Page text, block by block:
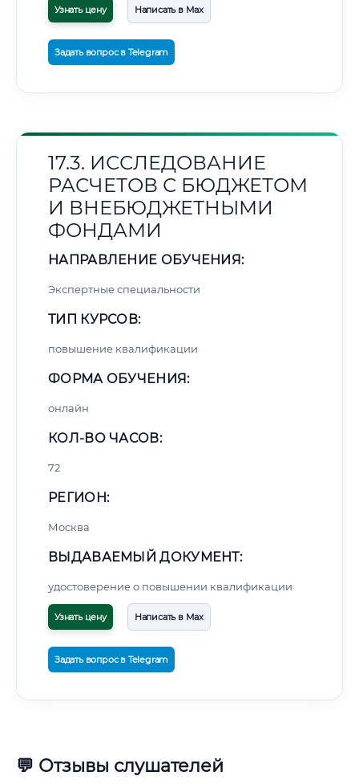
Узнать цену Написать в Max
Задать вопрос в Telegram
17.3. ИССЛЕДОВАНИЕ
РАСЧЕТОВ С БЮДЖЕТОМ
И ВНЕБЮДЖЕТНЫМИ
ФОНДАМИ
НАПРАВЛЕНИЕ ОБУЧЕНИЯ:
Экспертные специальности
ТИП КУРСОВ:
повышение квалификации
ФОРМА ОБУЧЕНИЯ:
онлайн
КОЛ-ВО ЧАСОВ:
72
РЕГИОН:
Москва
ВЫДАВАЕМЫЙ ДОКУМЕНТ:
удостоверение о повышении квалификации
Узнать цену Написать в Max
Задать вопрос в Telegram
💬 Отзывы слушателей